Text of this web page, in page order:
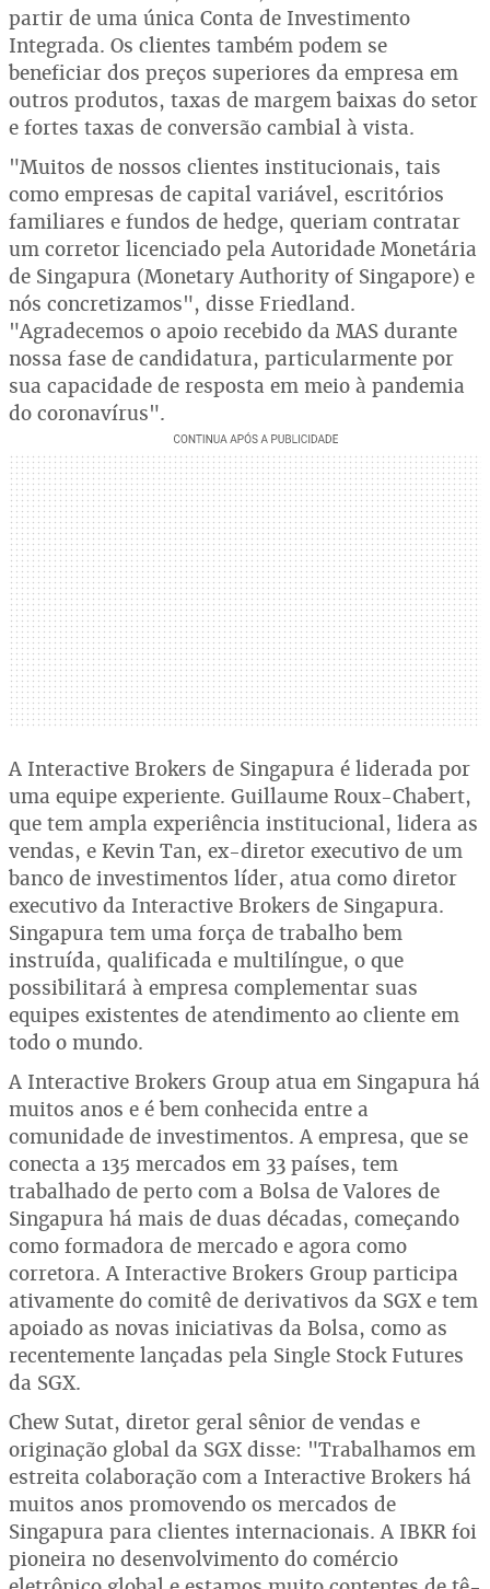
partir de uma única Conta de Investimento
Integrada. Os clientes também podem se
beneficiar dos preços superiores da empresa em
outros produtos, taxas de margem baixas do setor
e fortes taxas de conversão cambial à vista.
"Muitos de nossos clientes institucionais, tais
como empresas de capital variável, escritórios
familiares e fundos de hedge, queriam contratar
um corretor licenciado pela Autoridade Monetária
de Singapura (Monetary Authority of Singapore) e
nós concretizamos", disse Friedland.
"Agradecemos o apoio recebido da MAS durante
nossa fase de candidatura, particularmente por
sua capacidade de resposta em meio à pandemia
do coronavírus".
A Interactive Brokers de Singapura é liderada por
uma equipe experiente. Guillaume Roux-Chabert,
que tem ampla experiência institucional, lidera as
vendas, e Kevin Tan, ex-diretor executivo de um
banco de investimentos líder, atua como diretor
executivo da Interactive Brokers de Singapura.
Singapura tem uma força de trabalho bem
instruída, qualificada e multilíngue, o que
possibilitará à empresa complementar suas
equipes existentes de atendimento ao cliente em
todo o mundo.
A Interactive Brokers Group atua em Singapura há
muitos anos e é bem conhecida entre a
comunidade de investimentos. A empresa, que se
conecta a 135 mercados em 33 países, tem
trabalhado de perto com a Bolsa de Valores de
Singapura há mais de duas décadas, começando
como formadora de mercado e agora como
corretora. A Interactive Brokers Group participa
ativamente do comitê de derivativos da SGX e tem
apoiado as novas iniciativas da Bolsa, como as
recentemente lançadas pela Single Stock Futures
da SGX.
Chew Sutat, diretor geral sênior de vendas e
originação global da SGX disse: "Trabalhamos em
estreita colaboração com a Interactive Brokers há
muitos anos promovendo os mercados de
Singapura para clientes internacionais. A IBKR foi
pioneira no desenvolvimento do comércio